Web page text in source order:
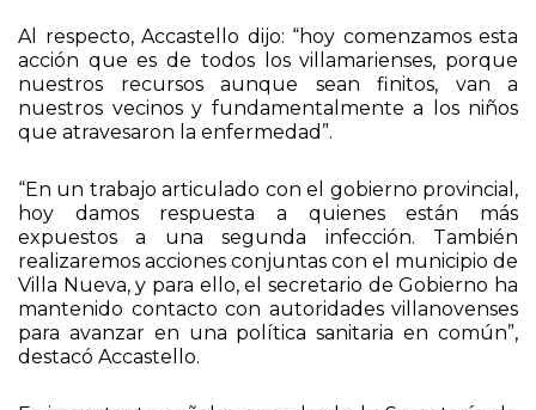
Al respecto, Accastello dijo: “hoy comenzamos esta
acción que es de todos los villamarienses, porque
nuestros recursos aunque sean finitos, van a
nuestros vecinos y fundamentalmente a los niños
que atravesaron la enfermedad”.
“En un trabajo articulado con el gobierno provincial,
hoy damos respuesta a quienes están más
expuestos a una segunda infección. También
realizaremos acciones conjuntas con el municipio de
Villa Nueva, y para ello, el secretario de Gobierno ha
mantenido contacto con autoridades villanovenses
para avanzar en una política sanitaria en común”,
destacó Accastello.